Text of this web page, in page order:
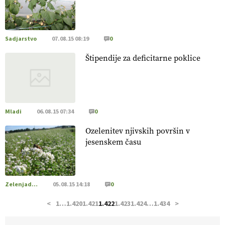
pridelava aronije
kmetijsko in podjetniško zgodbo.
https://t.co/EulJoSBYMi @EUAgri #IMCAP #CAP
https://t.co/xp1oihBDaJ
@EUAgri #IMCAP #CAP https://t.co/01qpoeLyNP
[EKOloško = LOGIČNO
kmetijstva in uspešno prenovo kmetij
https://t.co/RRn8unbwXp @EUAgri #IMCAP #CAP
https://t.co/mnLHFv2VuP
Sadjarstvo 07.08.15 08:19 0
Štipendije za deficitarne poklice
Mladi 06.08.15 07:34 0
Ozelenitev njivskih površin v
jesenskem času
Zelenjadarstvo 05.08.15 14:18 0
< 1…1.4201.4211.4221.4231.424…1.434 >